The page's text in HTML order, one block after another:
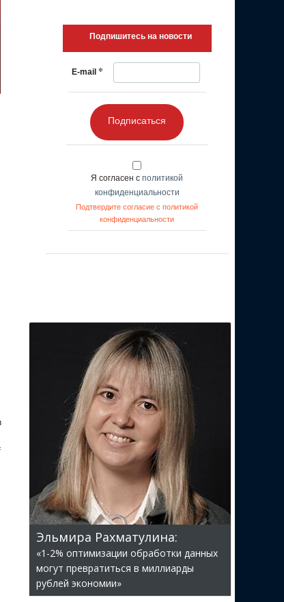
Подпишитесь на новости
E-mail *
Подписаться
Я согласен с политикой
конфиденциальности
Подтвердите согласие с политикой
конфиденциальности
Эльмира Рахматулина:
«1-2% оптимизации обработки данных
могут превратиться в миллиарды
рублей экономии»